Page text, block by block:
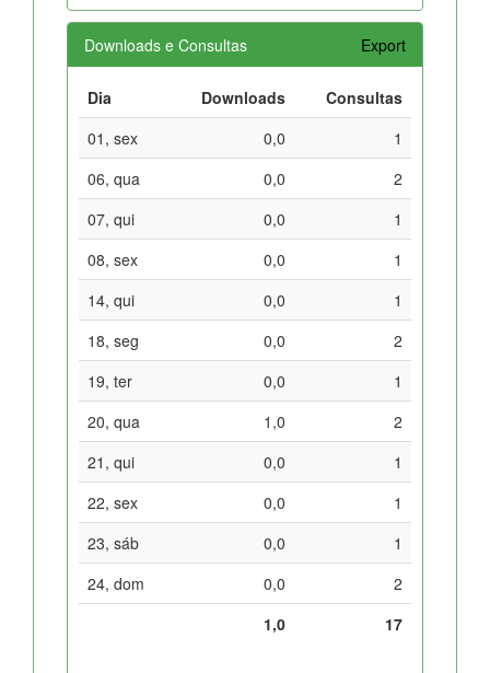
Downloads e Consultas Export
Dia Downloads
Consultas
01, sex
0,0
1
06, qua
0,0
2
07, qui
0,0
1
08, sex
0,0
1
14, qui
0,0
1
18, seg
0,0
2
19, ter
0,0
1
20, qua
1,0
2
21, qui
0,0
1
22, sex
0,0
1
23, sáb
0,0
1
24, dom
0,0
2
1,0
17